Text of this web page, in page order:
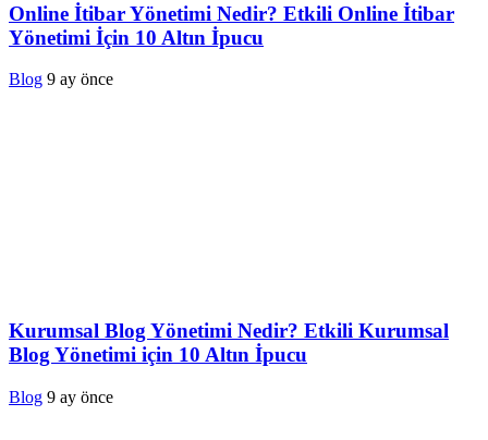
Online İtibar Yönetimi Nedir? Etkili Online İtibar
Yönetimi İçin 10 Altın İpucu
Blog 9 ay önce
Kurumsal Blog Yönetimi Nedir? Etkili Kurumsal
Blog Yönetimi için 10 Altın İpucu
Blog 9 ay önce